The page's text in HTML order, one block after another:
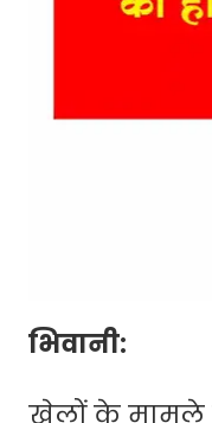
भिवानी:
खेलों के मामले